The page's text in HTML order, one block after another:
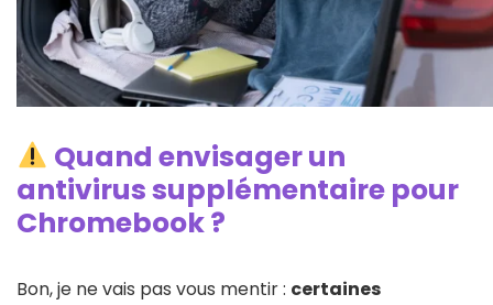
Quand envisager un
antivirus supplémentaire pour
Chromebook ?
Bon, je ne vais pas vous mentir : certaines